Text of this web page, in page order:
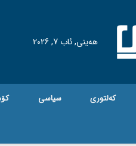
هه‌ینی, ئاب 7, 2026
کەلتوری سیاسی